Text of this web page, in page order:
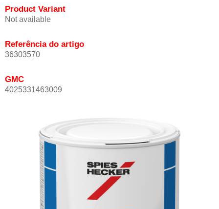
Product Variant
Not available
Referência do artigo
36303570
GMC
4025331463009